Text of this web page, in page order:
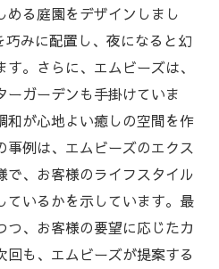
める庭園をデザインしまし
みに配置し、夜になると幻
。さらに、エムビーズは、
ーガーデンも手掛けていま
和が心地よい癒しの空間を作
事例は、エムビーズのエクス
で、お客様のライフスタイル
ているかを示しています。最
、お客様の要望に応じたカ
回も、エムビーズが提案する